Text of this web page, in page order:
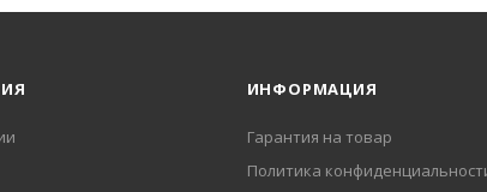
ИНФОРМАЦИЯ
Гарантия на товар
Политика